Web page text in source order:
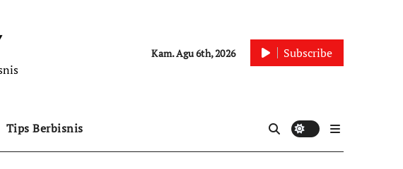
Kam. Agu 6th, 2026 Subscribe
Tips Berbisnis